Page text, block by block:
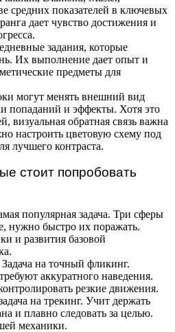
средних показателей в ключевых
дает чувство достижения и
задания, которые
Их выполнение дает опыт и
предметы для
могут менять внешний вид
попаданий и эффекты. Хотя это
визуальная обратная связь важна
настроить цветовую схему под
лучшего контраста.
стоит попробовать
популярная задача. Три сферы
нужно быстро их поражать.
и развития базовой
Задача на точный фликинг.
аккуратного наведения.
резкие движения.
на трекинг. Учит держать
и плавно следовать за целью.
механики.